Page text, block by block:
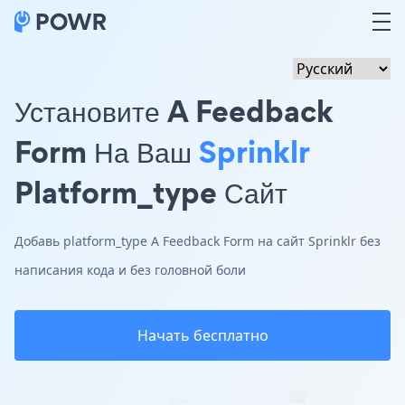
Установите A Feedback
Form На Ваш Sprinklr
Platform_type Сайт
Добавь platform_type A Feedback Form на сайт Sprinklr без
написания кода и без головной боли
Начать бесплатно